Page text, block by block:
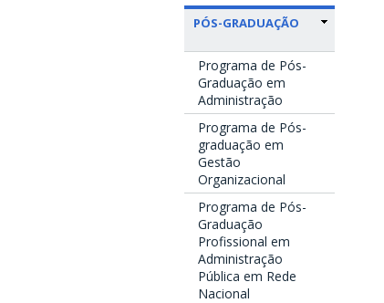
PÓS-GRADUAÇÃO
Programa de Pós-
Graduação em
Administração
Programa de Pós-
graduação em
Gestão
Organizacional
Programa de Pós-
Graduação
Profissional em
Administração
Pública em Rede
Nacional